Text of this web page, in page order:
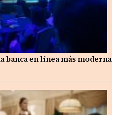
banca en línea más moderna